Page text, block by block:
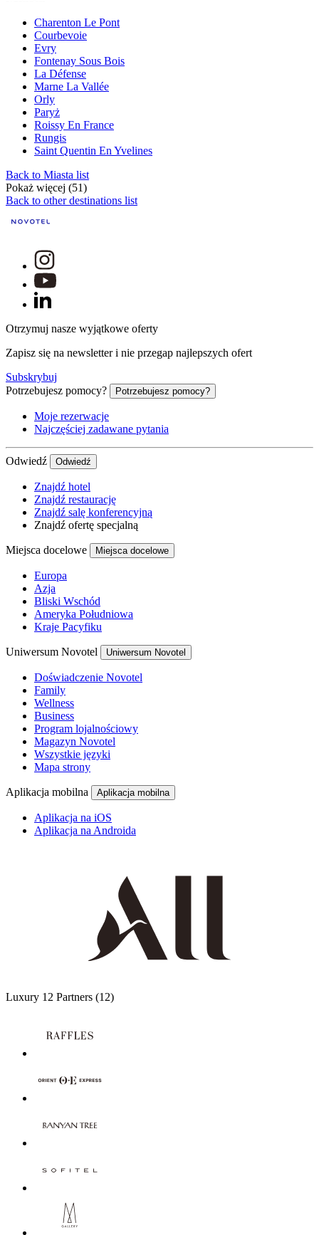
Charenton Le Pont
Courbevoie
Evry
Fontenay Sous Bois
La Défense
Marne La Vallée
Orly
Paryż
Roissy En France
Rungis
Saint Quentin En Yvelines
Back to Miasta list
Pokaż więcej (51)
Back to other destinations list
Otrzymuj nasze wyjątkowe oferty
Zapisz się na newsletter i nie przegap najlepszych ofert
Subskrybuj
Potrzebujesz pomocy?
Potrzebujesz pomocy?
Moje rezerwacje
Najczęściej zadawane pytania
Odwiedź Odwiedź
Znajdź hotel
Znajdź restaurację
Znajdź salę konferencyjną
Znajdź ofertę specjalną
Miejsca docelowe Miejsca docelowe
Europa
Azja
Bliski Wschód
Ameryka Południowa
Kraje Pacyfiku
Uniwersum Novotel Uniwersum Novotel
Doświadczenie Novotel
Family
Wellness
Business
Program lojalnościowy
Magazyn Novotel
Wszystkie języki
Mapa strony
Aplikacja mobilna Aplikacja mobilna
Aplikacja na iOS
Aplikacja na Androida
Luxury 12 Partners (12)